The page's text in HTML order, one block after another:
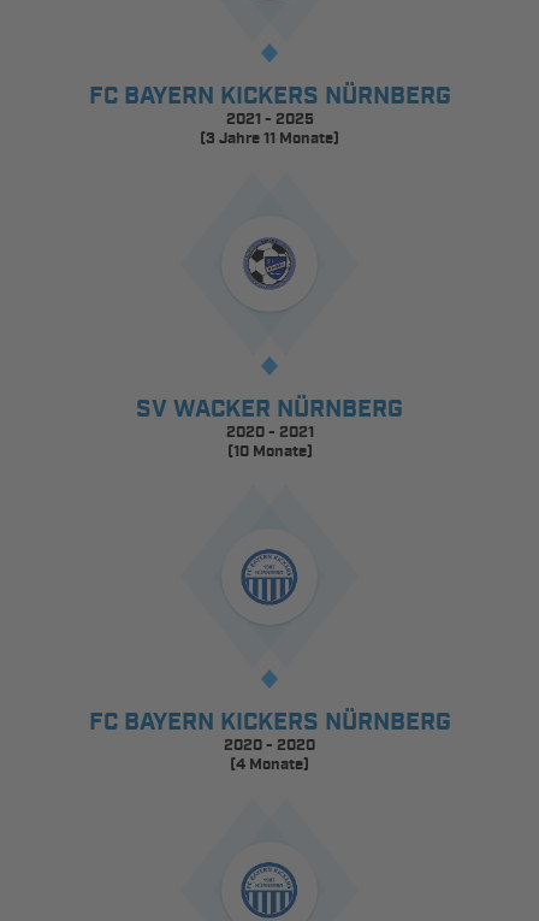
FC BAYERN KICKERS NÜRNBERG
2021 - 2025
(3 Jahre 11 Monate)
SV WACKER NÜRNBERG
2020 - 2021
(10 Monate)
FC BAYERN KICKERS NÜRNBERG
2020 - 2020
(4 Monate)